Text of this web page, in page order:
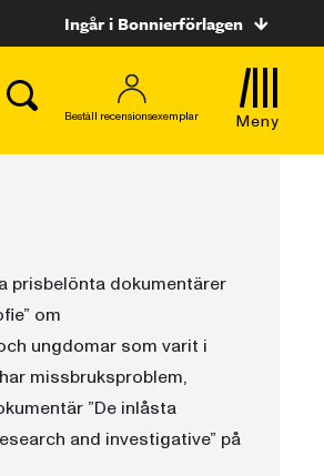
Ingår i Bonnierförlagen
Beställ recensionsexemplar Meny
prisbelönta dokumentärer
om
ungdomar som varit i
missbruksproblem,
”De inlåsta
and investigative” på